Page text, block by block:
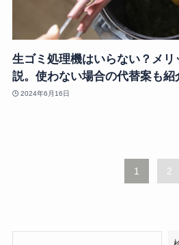
生ゴミ処理機はいらない？メ
説。使わない場合の代替案も紹
2024年6月16日
1 2